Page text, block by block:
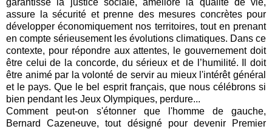
assure la sécurité et prenne des mesures concrètes pour
développer économiquement nos territoires, tout en prenant
en compte sérieusement les évolutions climatiques. Dans ce
contexte, pour répondre aux attentes, le gouvernement doit
être celui de la concorde, du sérieux et de l’humilité. Il doit
être animé par la volonté de servir au mieux l'intérêt général
et le pays. Que le bel esprit français, que nous célébrons si
bien pendant les Jeux Olympiques, perdure...
Comment peut-on s'étonner que l'homme de gauche,
Bernard Cazeneuve, tout désigné pour devenir Premier